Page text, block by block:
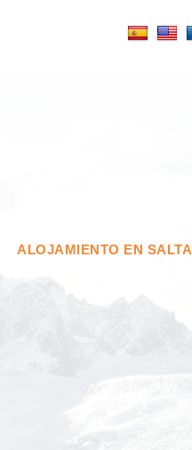
ALOJAMIENTO EN SALTA